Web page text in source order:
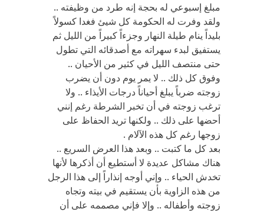
مبلغ إسبوعي له بحجة إنه طرد من وظيفته ..
ولقد وفرت له الحكومة كل شيئ فغدا كسولاً
بليداً ينام طيلة النهار وجزءاً كبيراً من الليل ثم
يستفيق لبدء سهراته مع أصدقائه التي تطول
حتى منتصف الليل في كثير من الأحيان ..
وفوق كل ذلك .. لا يمر يوم دون أن يضرب
زوجته ضرباً يبلغ أحياناً درجات الأيذاء .. ولا
ترغب زوجته في أن تخبر الشرطة رغم إنني
أحضها على ذلك .. ولكنها تريد الحفاظ على
زوجها رغم كل هذه الآلام .
بعد كل ما كتبت .. وبعد هذا العرض السريع ..
هناك مشاكل عديدة لا أستطيع أن أذكرها لأنها
تخدش الحياء .. وإني أوجه إنذاراً إلى هذا الرجل
من هذه الزاوية بأن يستقيم في بيته وتجاه
زوجته وأطفاله .. وإلا فإني مصممه على أن